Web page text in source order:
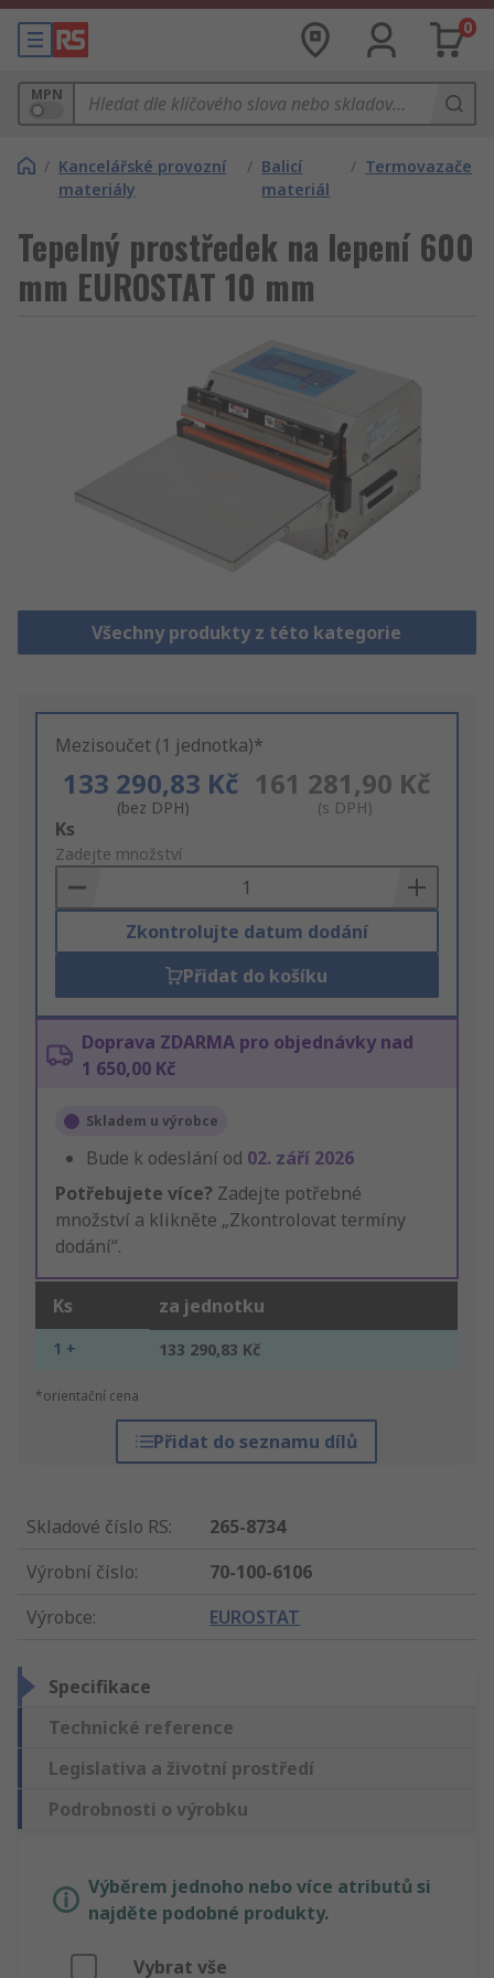
0
MPN
/ Kancelářské provozní
materiály
/ Balicí
materiál
/ Termovazače
Tepelný prostředek na lepení 600
mm EUROSTAT 10 mm
Všechny produkty z této kategorie
Mezisoučet (1 jednotka)*
133 290,83 Kč
(bez DPH)
161 281,90 Kč
(s DPH)
Add
to
Basket
Ks
Zadejte množství
Zkontrolujte datum dodání
Přidat do košíku
Doprava ZDARMA pro objednávky nad
1 650,00 Kč
Skladem u výrobce
Bude k odeslání od 02. září 2026
Potřebujete více? Zadejte potřebné
množství a klikněte „Zkontrolovat termíny
dodání“.
Ks za jednotku
1 + 133 290,83 Kč
*orientační cena
Přidat do seznamu dílů
Skladové číslo RS:
265-8734
Výrobní číslo:
70-100-6106
Výrobce: EUROSTAT
Specifikace
Technické reference
Legislativa a životní prostředí
Podrobnosti o výrobku
Výběrem jednoho nebo více atributů si
najděte podobné produkty.
Vybrat vše